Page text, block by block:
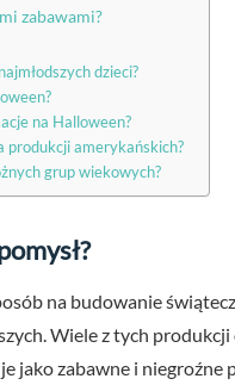
zabawami?
dzieci?
na Halloween?
produkcji amerykańskich?
grup wiekowych?
na budowanie
Wiele z tych
jako zabawne i niegroźne